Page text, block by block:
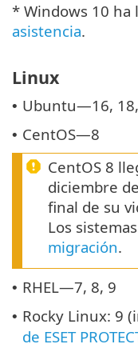
* Windows 10 ha
asistencia.
Linux
• Ubuntu—16,
• CentOS—8
CentOS 8
diciembre
final de su
Los
migración.
• RHEL—7, 8, 9
• Rocky Linux: 9
de ESET